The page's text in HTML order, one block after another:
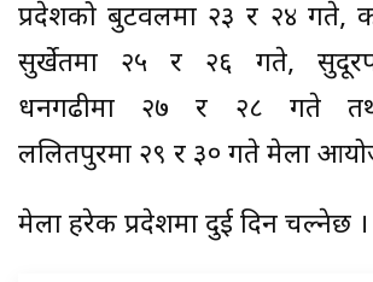
प्रदेशको बुटवलमा २३ र २४ गते,
सुर्खेतमा २५ र २६ गते,
धनगढीमा २७ र २८ गते
ललितपुरमा २९ र ३० गते मेला
मेला हरेक प्रदेशमा दुई दिन चल्नेछ ।